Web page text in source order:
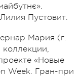
Пустовит.
Мария (г.
коллекции,
«Новые
Week. Гран-при